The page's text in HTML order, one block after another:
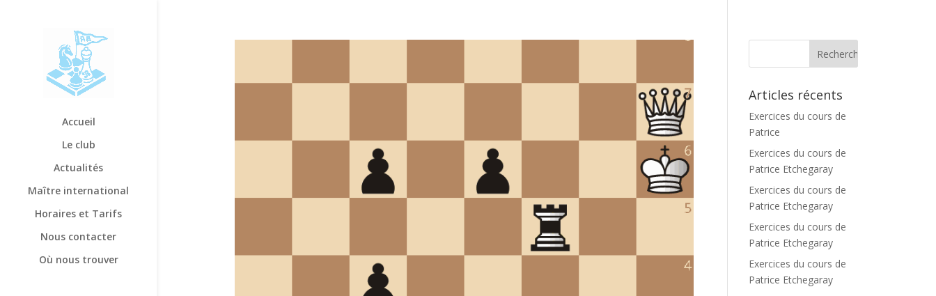
Accueil
Le club
Actualités
Maître international
Horaires et Tarifs
Nous contacter
Où nous trouver
Articles récents
Exercices du cours de
Patrice
Exercices du cours de
Patrice Etchegaray
Exercices du cours de
Patrice Etchegaray
Exercices du cours de
Patrice Etchegaray
Exercices du cours de
Patrice Etchegaray